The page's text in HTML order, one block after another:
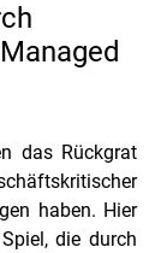
das Rückgrat
haben. Hier
die durch